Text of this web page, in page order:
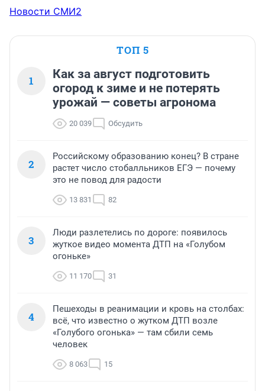
Новости СМИ2
ТОП 5
1
Как за август подготовить
огород к зиме и не потерять
урожай — советы агронома
20 039 Обсудить
2
Российскому образованию конец? В стране
растет число стобалльников ЕГЭ — почему
это не повод для радости
13 831 82
3
Люди разлетелись по дороге: появилось
жуткое видео момента ДТП на «Голубом
огоньке»
11 170 31
4
Пешеходы в реанимации и кровь на столбах:
всё, что известно о жутком ДТП возле
«Голубого огонька» — там сбили семь
человек
8 063 15